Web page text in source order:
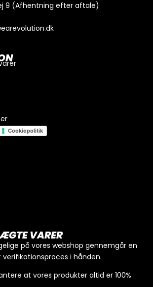
9 (Afhentning efter aftale)
Cookiepolitik
VARER
på vores webshop gennemgår en
i hånden.
at vores produkter altid er 100%